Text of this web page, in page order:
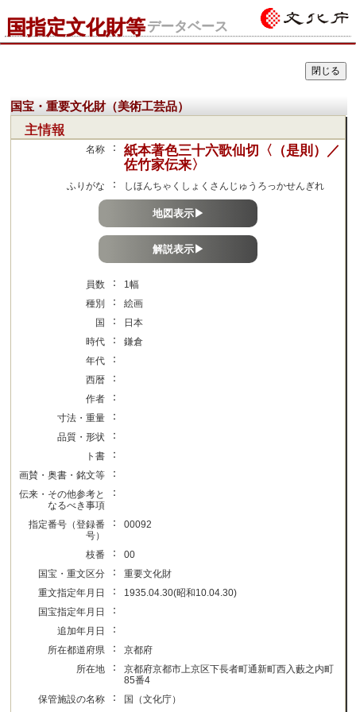
国指定文化財等データベース
国宝・重要文化財（美術工芸品）
主情報
名称 ：
紙本著色三十六歌仙切〈（是則）／
佐竹家伝来〉
ふりがな ： しほんちゃくしょくさんじゅうろっかせんぎれ
地図表示▶
解説表示▶
員数 ：
1幅
種別
：
絵画
国
：
日本
時代
：
鎌倉
年代
：
西暦 ：
作者 ：
寸法・重量 ：
品質・形状 ：
ト書 ：
画賛・奥書・銘文等 ：
伝来・その他参考と
なるべき事項
：
指定番号（登録番
号）
： 00092
枝番 ：
00
国宝・重文区分
：
重要文化財
重文指定年月日
：
1935.04.30(昭和10.04.30)
国宝指定年月日
：
追加年月日 ：
所在都道府県 ：
京都府
所在地
：
京都府京都市上京区下長者町通新町西入藪之内町
85番4
保管施設の名称
： 国（文化庁）